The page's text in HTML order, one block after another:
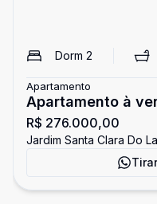
Dorm 2
Apartamento
Apartamento à
Vila Felice
R$ 276.000,00
Jardim Santa Clara Do